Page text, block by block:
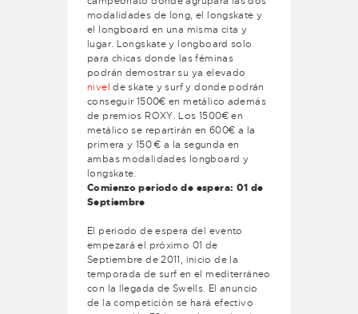
modalidades de long, el longskate y
el longboard en una misma cita y
lugar. Longskate y longboard solo
para chicas donde las féminas
podrán demostrar su ya elevado
nivel de skate y surf y donde podrán
conseguir 1500€ en metálico además
de premios ROXY. Los 1500€ en
metálico se repartirán en 600€ a la
primera y 150 € a la segunda en
ambas modalidades longboard y
longskate.
Comienzo periodo de espera: 01 de
Septiembre
El periodo de espera del evento
empezará el próximo 01 de
Septiembre de 2011, inicio de la
temporada de surf en el mediterráneo
con la llegada de Swells. El anuncio
de la competición se hará efectivo